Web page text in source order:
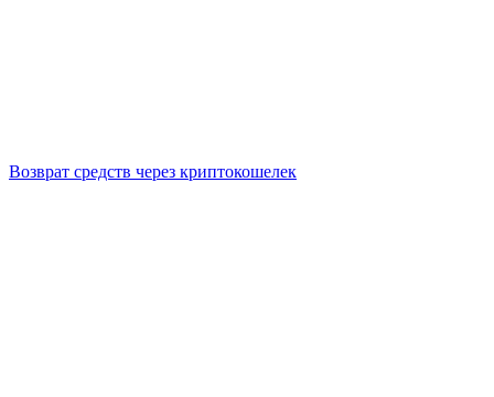
Возврат средств через криптокошелек